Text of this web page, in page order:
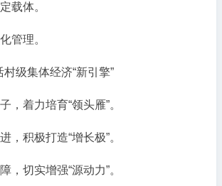
载体。
管理。
级集体经济“新引擎”
，着力培育“领头雁”。
，积极打造“增长极”。
，切实增强“源动力”。